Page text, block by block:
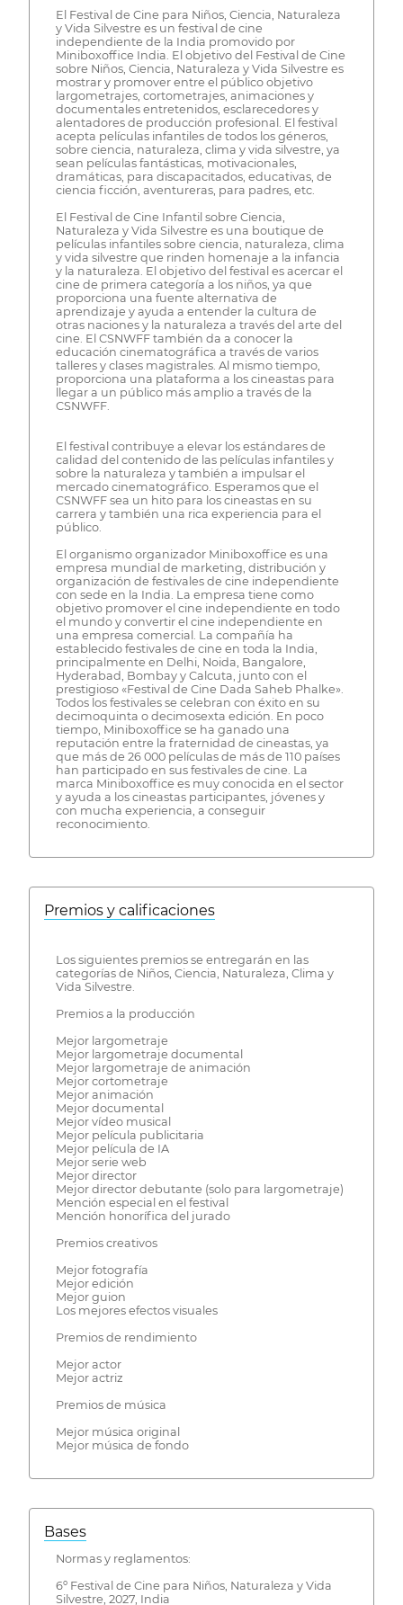
El Festival de Cine para Niños, Ciencia, Naturaleza
y Vida Silvestre es un festival de cine
independiente de la India promovido por
Miniboxoffice India. El objetivo del Festival de Cine
sobre Niños, Ciencia, Naturaleza y Vida Silvestre es
mostrar y promover entre el público objetivo
largometrajes, cortometrajes, animaciones y
documentales entretenidos, esclarecedores y
alentadores de producción profesional. El festival
acepta películas infantiles de todos los géneros,
sobre ciencia, naturaleza, clima y vida silvestre, ya
sean películas fantásticas, motivacionales,
dramáticas, para discapacitados, educativas, de
ciencia ficción, aventureras, para padres, etc.
El Festival de Cine Infantil sobre Ciencia,
Naturaleza y Vida Silvestre es una boutique de
películas infantiles sobre ciencia, naturaleza, clima
y vida silvestre que rinden homenaje a la infancia
y la naturaleza. El objetivo del festival es acercar el
cine de primera categoría a los niños, ya que
proporciona una fuente alternativa de
aprendizaje y ayuda a entender la cultura de
otras naciones y la naturaleza a través del arte del
cine. El CSNWFF también da a conocer la
educación cinematográfica a través de varios
talleres y clases magistrales. Al mismo tiempo,
proporciona una plataforma a los cineastas para
llegar a un público más amplio a través de la
CSNWFF.
El festival contribuye a elevar los estándares de
calidad del contenido de las películas infantiles y
sobre la naturaleza y también a impulsar el
mercado cinematográfico. Esperamos que el
CSNWFF sea un hito para los cineastas en su
carrera y también una rica experiencia para el
público.
El organismo organizador Miniboxoffice es una
empresa mundial de marketing, distribución y
organización de festivales de cine independiente
con sede en la India. La empresa tiene como
objetivo promover el cine independiente en todo
el mundo y convertir el cine independiente en
una empresa comercial. La compañía ha
establecido festivales de cine en toda la India,
principalmente en Delhi, Noida, Bangalore,
Hyderabad, Bombay y Calcuta, junto con el
prestigioso «Festival de Cine Dada Saheb Phalke».
Todos los festivales se celebran con éxito en su
decimoquinta o decimosexta edición. En poco
tiempo, Miniboxoffice se ha ganado una
reputación entre la fraternidad de cineastas, ya
que más de 26 000 películas de más de 110 países
han participado en sus festivales de cine. La
marca Miniboxoffice es muy conocida en el sector
y ayuda a los cineastas participantes, jóvenes y
con mucha experiencia, a conseguir
reconocimiento.
Premios y calificaciones
Los siguientes premios se entregarán en las
categorías de Niños, Ciencia, Naturaleza, Clima y
Vida Silvestre.
Premios a la producción
Mejor largometraje
Mejor largometraje documental
Mejor largometraje de animación
Mejor cortometraje
Mejor animación
Mejor documental
Mejor vídeo musical
Mejor película publicitaria
Mejor película de IA
Mejor serie web
Mejor director
Mejor director debutante (solo para largometraje)
Mención especial en el festival
Mención honorífica del jurado
Premios creativos
Mejor fotografía
Mejor edición
Mejor guion
Los mejores efectos visuales
Premios de rendimiento
Mejor actor
Mejor actriz
Premios de música
Mejor música original
Mejor música de fondo
Bases
Normas y reglamentos:
6º Festival de Cine para Niños, Naturaleza y Vida
Silvestre, 2027, India